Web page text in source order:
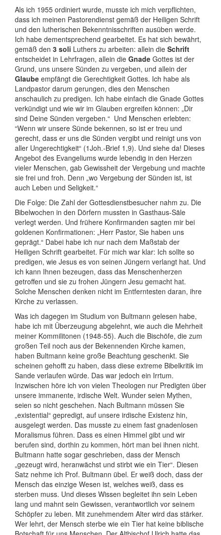
Als ich 1955 ordiniert wurde, musste ich mich verpflichten,
dass ich meinen Pastorendienst gemäß der Heiligen Schrift
und den lutherischen Bekenntnisschriften ausüben werde.
Ich habe dementsprechend gearbeitet. Es hat sich bewährt,
gemäß den 3 soli Luthers zu arbeiten: allein die Schrift
entscheidet in Lehrfragen, allein die Gnade Gottes ist der
Grund, uns unsere Sünden zu vergeben, und allein der
Glaube empfängt die Gerechtigkeit Gottes. Ich habe als
Landpastor darum gerungen, dies den Menschen
anschaulich zu predigen. Ich habe einfach die Gnade Gottes
verkündigt und wie wir im Glauben ergreifen können: „Dir
sind Deine Sünden vergeben.“ Und Menschen erlebten:
“Wenn wir unsere Sünde bekennen, so ist er treu und
gerecht, dass er uns die Sünden vergibt und reinigt uns von
aller Ungerechtigkeit“ (1Joh.-Brief 1,9). Und siehe da! Dieses
Angebot des Evangeliums wurde lebendig in den Herzen
vieler Menschen, gab Gewissheit der Vergebung und machte
sie frei und froh. Denn „wo Vergebung der Sünden ist, ist
auch Leben und Seligkeit.“
Die Folge: Die Zahl der Gottesdienstbesucher nahm zu. Die
Bibelwochen in den Dörfern mussten in Gasthaus-Säle
verlegt werden. Und frühere Konfirmanden sagten mir bei
goldenen Konfirmationen: „Herr Pastor, Sie haben uns
geprägt.“ Dabei habe ich nur nach dem Maßstab der
Heiligen Schrift gearbeitet. Für mich war klar: Ich sollte so
predigen, wie Jesus es von seinen Jüngern verlangt hat. Und
ich kann Ihnen bezeugen, dass das Menschenherzen
getroffen und sie zu frohen Jüngern Jesu gemacht hat.
Solche Menschen denken nicht im Entferntesten daran, ihre
Kirche zu verlassen.
Was ich dagegen im Studium von Bultmann gelesen habe,
habe ich mit Überzeugung abgelehnt, wie auch die Mehrheit
meiner Kommilitonen (1948-55). Auch die Bischöfe, die zum
großen Teil noch aus der Bekennenden Kirche kamen,
haben Bultmann keine große Beachtung geschenkt. Sie
scheinen gehofft zu haben, dass diese extreme Bibelkritik im
Sande verlaufen würde. Das war jedoch ein Irrtum.
Inzwischen höre ich von vielen Theologen nur Predigten über
unsere immanente, irdische Welt. Wunder seien Mythen,
seien so nicht geschehen. Nach Bultmann müssen Sie
„existential“ gepredigt, auf unsere irdische Existenz hin,
ausgelegt werden. Das musste zu einem fast gnadenlosen
Moralismus führen. Dass es einen Himmel gibt und wir
berufen sind, dorthin zu kommen, hört man bei ihnen nicht.
Bultmann hatte sogar geschrieben, dass der Mensch
„gezeugt wird, heranwächst und stirbt wie ein Tier“. Diesen
Satz nehme ich Prof. Bultmann übel. Er weiß doch, dass der
Mensch das einzige Wesen ist, welches weiß, dass es
sterben muss. Und dieses Wissen begleitet ihn sein Leben
lang und mahnt sein Gewissen, verantwortlich vor seinem
Schöpfer zu leben. Mit zunehmendem Alter wird das stärker.
Wer lehrt, der Mensch sterbe wie ein Tier hat keine biblische